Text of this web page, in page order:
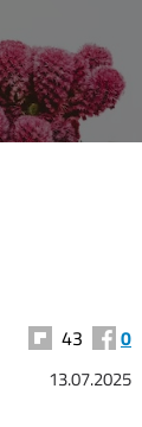
43 0
13.07.2025